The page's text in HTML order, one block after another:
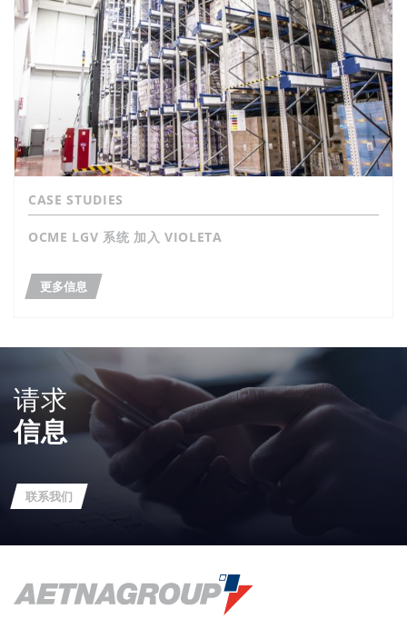
CASE STUDIES
OCME LGV 系统 加入 VIOLETA
更多信息
请求
信息
联系我们